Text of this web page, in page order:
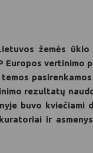
žemės
Europos vertinimo
rezultatų
buvo kviečiami
ir